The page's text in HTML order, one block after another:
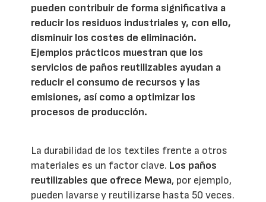
pueden contribuir de forma significativa a
reducir los residuos industriales y, con ello,
disminuir los costes de eliminación.
Ejemplos prácticos muestran que los
servicios de paños reutilizables ayudan a
reducir el consumo de recursos y las
emisiones, así como a optimizar los
procesos de producción.
La durabilidad de los textiles frente a otros
materiales es un factor clave. Los paños
reutilizables que ofrece Mewa, por ejemplo,
pueden lavarse y reutilizarse hasta 50 veces.